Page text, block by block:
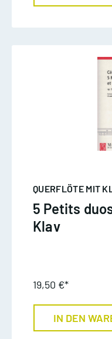
QUERFLÖTE MIT
5 Petits
Klav
19,50 €*
IN DEN